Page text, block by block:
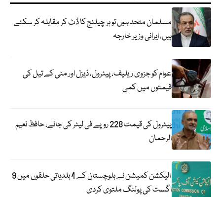
مسلمان متحد ہوں تو ہر چیلنج کا ڈٹ کر مقابلہ کر سکتے
ہیں، ایرانی وزیر خارجہ
عوام کو جزوی ریلیف، پیٹرول، ڈیزل اور مٹی کے تیل کی
قیمتوں میں کمی
پیٹرول کی قیمت 228 روپے فی لیٹر کی جائے، حافظ نعیم
الرحمان
الیکشن کمیشن نے بلوچستان کے 4 بلدیاتی حلقوں میں 9
اگست کی پولنگ ملتوی کردی